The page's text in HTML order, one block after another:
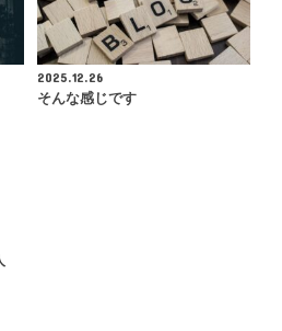
2025.12.26
そんな感じです